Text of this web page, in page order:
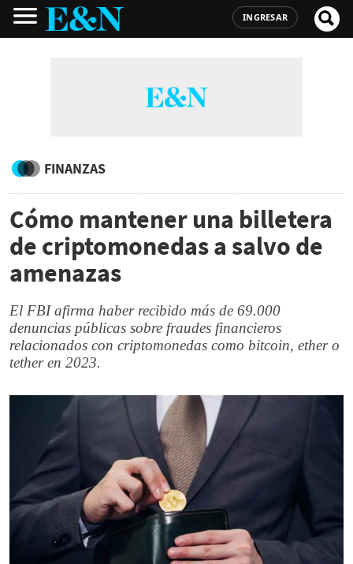
INGRESAR
FINANZAS
Cómo mantener una billetera
de criptomonedas a salvo de
amenazas
El FBI afirma haber recibido más de 69.000
denuncias públicas sobre fraudes financieros
relacionados con criptomonedas como bitcoin, ether o
tether en 2023.